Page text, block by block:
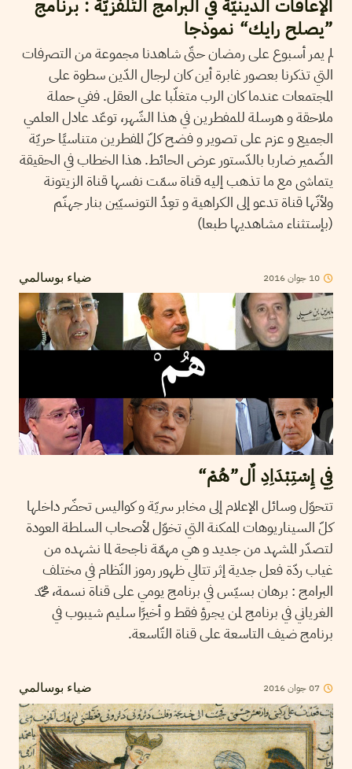
الإعاقات الدينيّة في البرامج التّلفزيّة : برنامج
”يصلح رايك“ نموذجا
لم يمر أسبوع على رمضان حتّى شاهدنا مجموعة من التصرفات
التي تذكرنا بعصور غابرة أين كان لرجال الدّين سطوة على
المجتمعات عندما كان الرب متغلّبا على العقل. ففي حملة
ملاحقة و هرسلة للمفطرين في هذا الشّهر، توعّد عادل العلمي
الجميع و عزم على تصوير و فضح كلّ المفطرين متناسيًا حريّة
الضّمير ضاربا بالدّستور عرض الحائط. هذا الخطاب في الحقيقة
يتماشى مع ما تذهب إليه قناة سمّت نفسها قناة الزيتونة
ولأنّها قناة تدعو إلى الكراهية و تعِدُ التونسيّين بنار جهنّم
(بإستثناء مشاهديها طبعا)
ضياء بوسالمي 10 جوان2016
فِي إِسْتِبْدَاِدِ اٌل”هُمْ“
تتحوّل وسائل الإعلام إلى مخابر سريّة و كواليس تحضّر داخلها
كلّ السيناريوهات الممكنة التي تخوّل لأصحاب السلطة العودة
لتصدّر المشهد من جديد و هي مهمّة ناجحة لما نشهده من
غياب ردّة فعل جدية إثر تتالي ظهور رموز النّظام في مختلف
البرامج : برهان بسيّس في برنامج يومي على قناة نسمة، محمّد
الغرياني في برنامج لمن يجرؤ فقط و أخيرًا سليم شيبوب في
برنامج ضيف التاسعة على قناة التّاسعة.
ضياء بوسالمي 07جوان2016